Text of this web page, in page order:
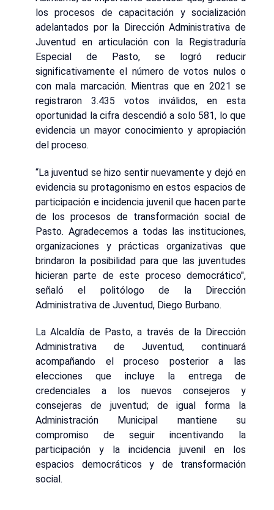
los procesos de capacitación y socialización
adelantados por la Dirección Administrativa de
Juventud en articulación con la Registraduría
Especial de Pasto, se logró reducir
significativamente el número de votos nulos o
con mala marcación. Mientras que en 2021 se
registraron 3.435 votos inválidos, en esta
oportunidad la cifra descendió a solo 581, lo que
evidencia un mayor conocimiento y apropiación
del proceso.
“La juventud se hizo sentir nuevamente y dejó en
evidencia su protagonismo en estos espacios de
participación e incidencia juvenil que hacen parte
de los procesos de transformación social de
Pasto. Agradecemos a todas las instituciones,
organizaciones y prácticas organizativas que
brindaron la posibilidad para que las juventudes
hicieran parte de este proceso democrático",
señaló el politólogo de la Dirección
Administrativa de Juventud, Diego Burbano.
La Alcaldía de Pasto, a través de la Dirección
Administrativa de Juventud, continuará
acompañando el proceso posterior a las
elecciones que incluye la entrega de
credenciales a los nuevos consejeros y
consejeras de juventud; de igual forma la
Administración Municipal mantiene su
compromiso de seguir incentivando la
participación y la incidencia juvenil en los
espacios democráticos y de transformación
social.